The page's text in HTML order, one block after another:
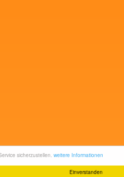
Einverstanden
sicherzustellen. weitere Informationen